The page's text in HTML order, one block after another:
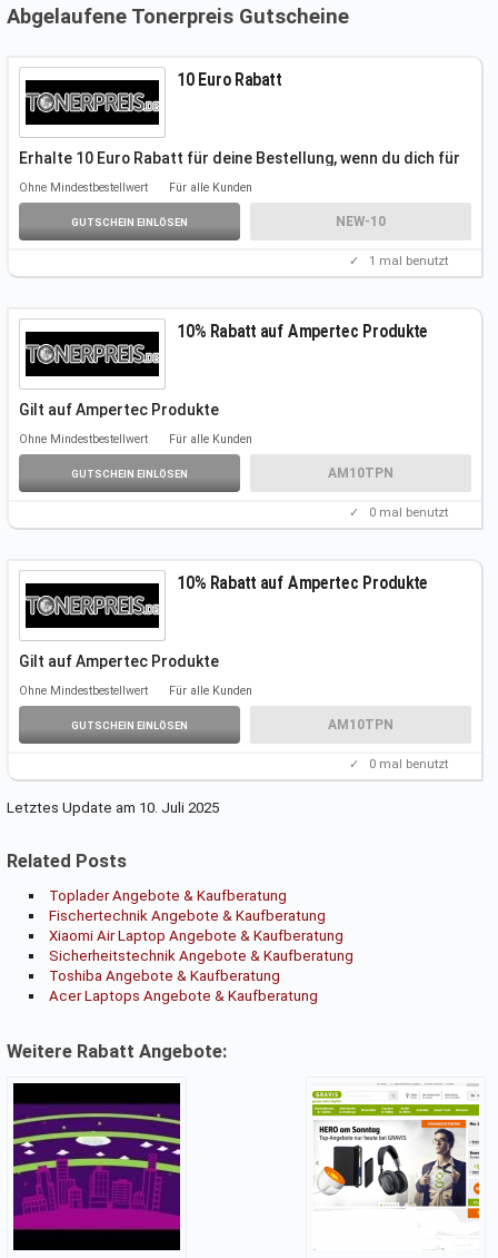
Abgelaufene Tonerpreis Gutscheine
10 Euro Rabatt
Erhalte 10 Euro Rabatt für deine Bestellung, wenn du dich für
den Newsletter
anmeldest.
Ohne Mindestbestellwert Für alle Kunden
GUTSCHEIN EINLÖSEN NEW-10
✓ 1 mal benutzt
10% Rabatt auf Ampertec Produkte
Gilt auf AmpertecProdukte
Ohne Mindestbestellwert Für alle Kunden
GUTSCHEIN EINLÖSEN AM10TPN
✓ 0 mal benutzt
10% Rabatt auf Ampertec Produkte
Gilt auf AmpertecProdukte
Ohne Mindestbestellwert Für alle Kunden
GUTSCHEIN EINLÖSEN AM10TPN
✓ 0 mal benutzt
Letztes Update am 10. Juli 2025
Related Posts
Toplader Angebote & Kaufberatung
Fischertechnik Angebote & Kaufberatung
Xiaomi Air Laptop Angebote & Kaufberatung
Sicherheitstechnik Angebote & Kaufberatung
Toshiba Angebote & Kaufberatung
Acer Laptops Angebote & Kaufberatung
Weitere Rabatt Angebote: